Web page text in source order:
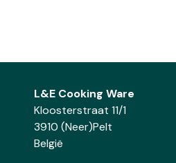
L&E Cooking Ware
Kloosterstraat 11/1
3910 (Neer)Pelt
België